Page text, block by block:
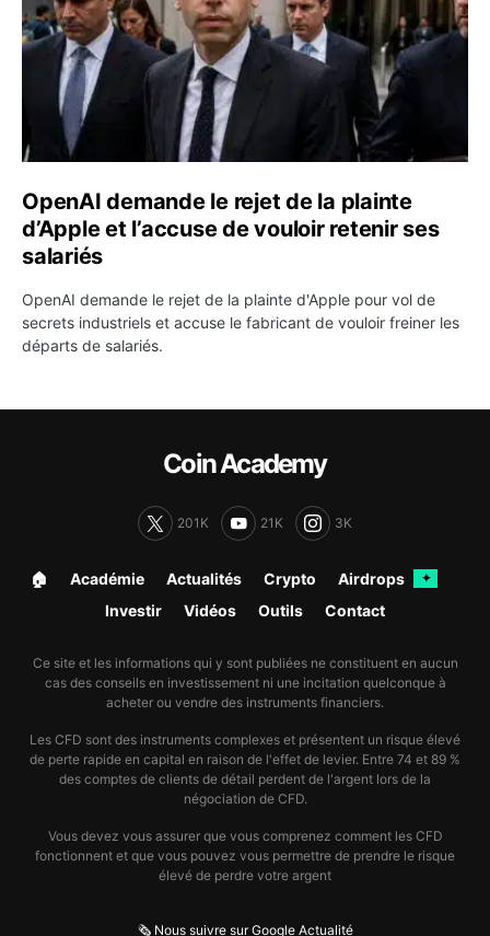
OpenAI demande le rejet de la plainte
d’Apple et l’accuse de vouloir retenir ses
salariés
OpenAI demande le rejet de la plainte d'Apple pour vol de
secrets industriels et accuse le fabricant de vouloir freiner les
départs de salariés.
Coin Academy
201K 21K 3K
🏠︎ Académie Actualités Crypto Airdrops ✦
Investir Vidéos Outils Contact
Ce site et les informations qui y sont publiées ne constituent en aucun
cas des conseils en investissement ni une incitation quelconque à
acheter ou vendre des instruments financiers.
Les CFD sont des instruments complexes et présentent un risque élevé
de perte rapide en capital en raison de l'effet de levier. Entre 74 et 89 %
des comptes de clients de détail perdent de l'argent lors de la
négociation de CFD.
Vous devez vous assurer que vous comprenez comment les CFD
fonctionnent et que vous pouvez vous permettre de prendre le risque
élevé de perdre votre argent
🗞️ Nous suivre sur Google Actualité